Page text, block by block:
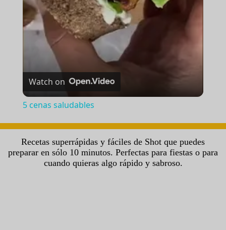
a
V
i
d
e
Watch on
5 cenas saludables
Recetas superrápidas y fáciles de Shot que puedes
preparar en sólo 10 minutos. Perfectas para fiestas o para
cuando quieras algo rápido y sabroso.